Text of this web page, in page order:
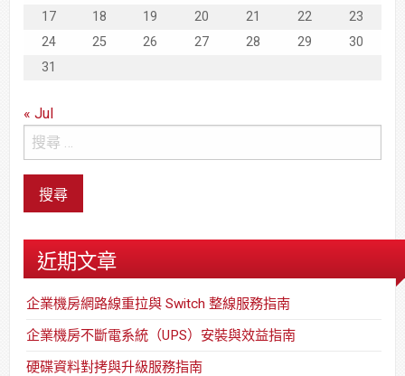
17
18 19 20 21 22
23
24
25 26 27 28 29
30
31
« Jul
近期文章
企業機房網路線重拉與 Switch 整線服務指南
企業機房不斷電系統（UPS）安裝與效益指南
硬碟資料對拷與升級服務指南